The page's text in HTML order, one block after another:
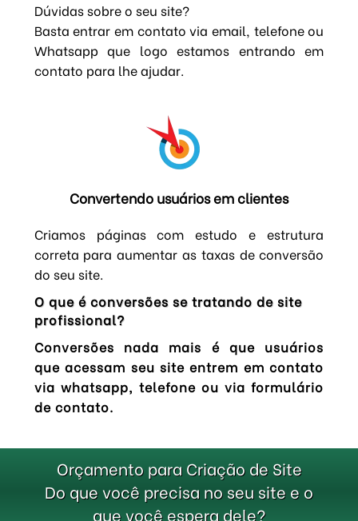
Dúvidas sobre o seu site?
Basta entrar em contato via email, telefone ou
Whatsapp que logo estamos entrando em
contato para lhe ajudar.
Convertendo usuários em clientes
Criamos páginas com estudo e estrutura
correta para aumentar as taxas de conversão
do seu site.
O que é conversões se tratando de site
profissional?
Conversões nada mais é que usuários
que acessam seu site entrem em contato
via whatsapp, telefone ou via formulário
de contato.
Orçamento para Criação de Site
Do que você precisa no seu site e o
que você espera dele?